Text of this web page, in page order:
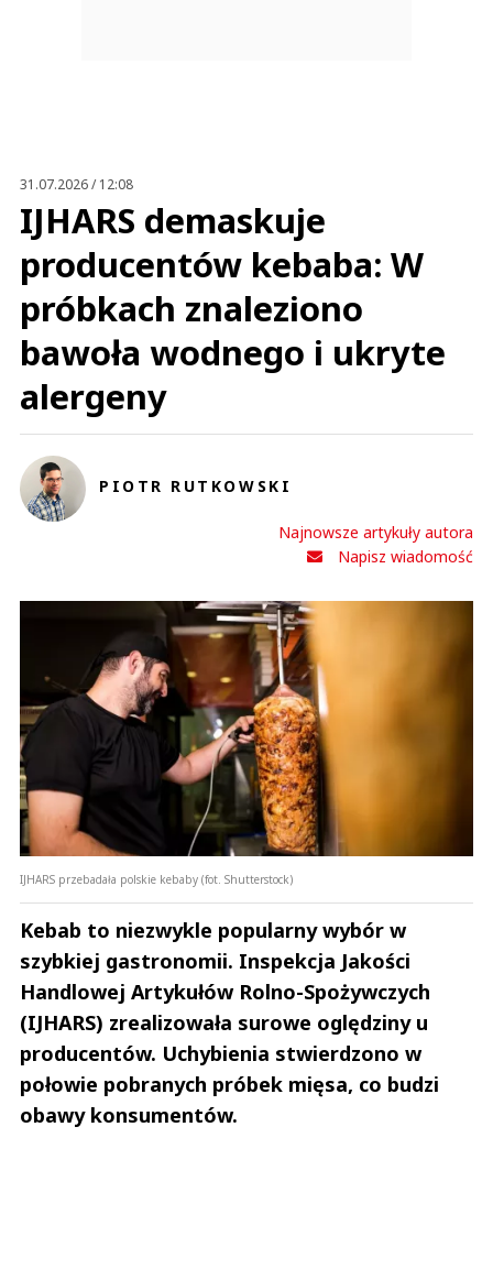
31.07.2026 / 12:08
IJHARS demaskuje
producentów kebaba: W
próbkach znaleziono
bawoła wodnego i ukryte
alergeny
PIOTR RUTKOWSKI
Najnowsze artykuły autora
Napisz wiadomość
IJHARS przebadała polskie kebaby (fot. Shutterstock)
Kebab to niezwykle popularny wybór w
szybkiej gastronomii. Inspekcja Jakości
Handlowej Artykułów Rolno-Spożywczych
(IJHARS) zrealizowała surowe oględziny u
producentów. Uchybienia stwierdzono w
połowie pobranych próbek mięsa, co budzi
obawy konsumentów.